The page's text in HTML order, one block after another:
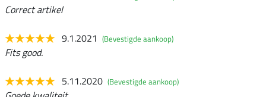
Correct artikel
9.1.2021 (Bevestigde aankoop)
Fits good.
5.11.2020 (Bevestigde aankoop)